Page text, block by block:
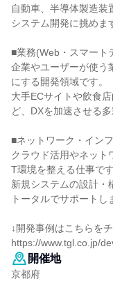
自動車、半導体製造装
システム開発に挑めま
■業務(Web・スマート
企業やユーザーが使う
にする開発領域です。
大手ECサイトや飲食
ど、DXを加速させる
■ネットワーク・イン
クラウド活用やネット
T環境を整える仕事です
新規システムの設計・
トータルでサポートし
↓開発事例はこちらを
https://www.tgl.co.jp/
開催地
京都府